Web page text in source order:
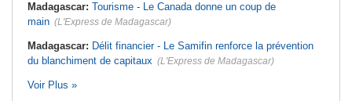
Madagascar: Tourisme - Le Canada donne un coup de
main (L'Express de Madagascar)
Madagascar: Délit financier - Le Samifin renforce la prévention
du blanchiment de capitaux (L'Express de Madagascar)
Voir Plus »